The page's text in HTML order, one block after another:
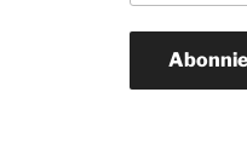
Adresse